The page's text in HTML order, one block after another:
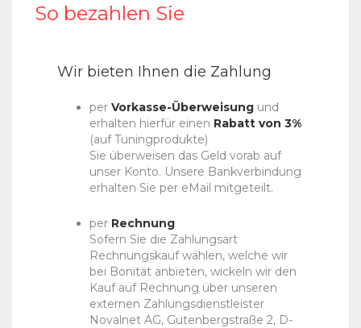
So bezahlen Sie
Wir bieten Ihnen die Zahlung
per Vorkasse-Überweisungund
erhalten hierfür einen Rabatt von 3%
(auf Tuningprodukte)
Sie überweisen das Geld vorab auf
unser Konto. Unsere Bankverbindung
erhalten Sie per eMail mitgeteilt.
per Rechnung
Sofern Sie die Zahlungsart
Rechnungskauf wählen, welche wir
bei Bonität anbieten, wickeln wir den
Kauf auf Rechnung über unseren
externen Zahlungsdienstleister
Novalnet AG, Gutenbergstraße 2, D-